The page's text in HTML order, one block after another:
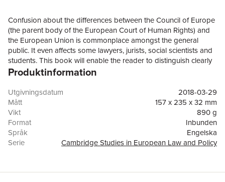
Confusion about the differences between the Council of Europe
(the parent body of the European Court of Human Rights) and
the European Union is commonplace amongst the general
public. It even affects some lawyers, jurists, social scientists and
students. This book will enable the reader to distinguish clearly
between those human rights norms which originate in the
anyone interested in human rights in Europe and in the UK as it
prepares to leave the EU. The main achievements of relevant
institutions include securing minimum standards across the
continent as they deal with increasing expansion, complexity,
multidimensionality, and interpenetration of their human rights
activities. The authors also identify the central challenges,
and disentangled.
Produktinformation
Utgivningsdatum
2018-03-29
Mått
157 x 235 x 32 mm
Vikt
890 g
Format
Inbunden
Språk
Engelska
Serie
Cambridge Studies in European Law and Policy
ISBN
9781107025509